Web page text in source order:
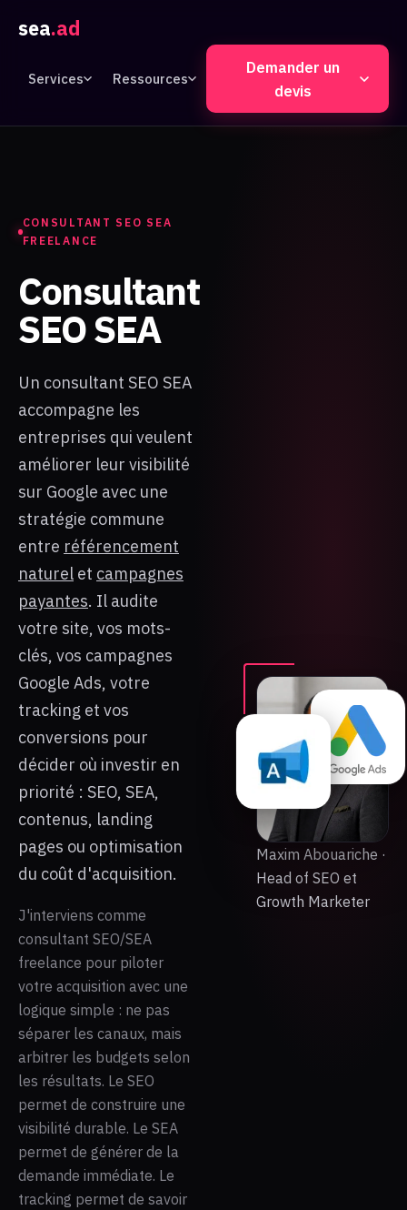
sea.ad
Services Ressources
Demander un
devis
CONSULTANT SEO SEA
FREELANCE
Consultant
SEOSEA
Un consultant SEO SEA
accompagne les
entreprises qui veulent
améliorer leur visibilité
sur Google avec une
stratégie commune
entre référencement
naturel et campagnes
payantes. Il audite
votre site, vos mots-
clés, vos campagnes
Google Ads, votre
tracking et vos
conversions pour
décider où investir en
priorité : SEO, SEA,
contenus, landing
pages ou optimisation
du coût d'acquisition.
J'interviens comme
consultant SEO/SEA
freelance pour piloter
votre acquisition avec une
logique simple : ne pas
séparer les canaux, mais
arbitrer les budgets selon
les résultats. Le SEO
permet de construire une
visibilité durable. Le SEA
permet de générer de la
demande immédiate. Le
tracking permet de savoir
Maxim Abouariche ·
Head of SEO et
Growth Marketer